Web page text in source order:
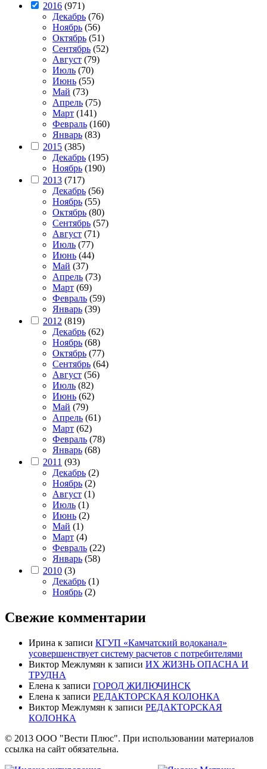
2016 (971)
Декабрь (76)
Ноябрь (56)
Октябрь (51)
Сентябрь (52)
Август (79)
Июль (70)
Июнь (55)
Май (73)
Апрель (75)
Март (141)
Февраль (160)
Январь (83)
2015 (385)
Декабрь (195)
Ноябрь (190)
2013 (717)
Декабрь (56)
Ноябрь (55)
Октябрь (80)
Сентябрь (57)
Август (71)
Июль (77)
Июнь (44)
Май (37)
Апрель (73)
Март (69)
Февраль (59)
Январь (39)
2012 (819)
Декабрь (62)
Ноябрь (68)
Октябрь (77)
Сентябрь (64)
Август (56)
Июль (82)
Июнь (62)
Май (79)
Апрель (61)
Март (62)
Февраль (78)
Январь (68)
2011 (93)
Декабрь (2)
Ноябрь (2)
Август (1)
Июль (1)
Июнь (2)
Май (1)
Март (4)
Февраль (22)
Январь (58)
2010 (3)
Декабрь (1)
Ноябрь (2)
Свежие комментарии
Ирина к записи КГУП «Камчатский водоканал»
усовершенствует систему расчетов с потребителями
Виктор Межлумян к записи ИХ ЖИЗНЬ ОПАСНА И
ТРУДНА
Елена к записи ГОРОД ЖИЛЮЧИНСК
Елена к записи РЕДАКТОРСКАЯ КОЛОНКА
Виктор Межлумян к записи РЕДАКТОРСКАЯ
КОЛОНКА
© 2013 ООО "Вести Плюс". При использовании материалов
ссылка на сайт обязательна.